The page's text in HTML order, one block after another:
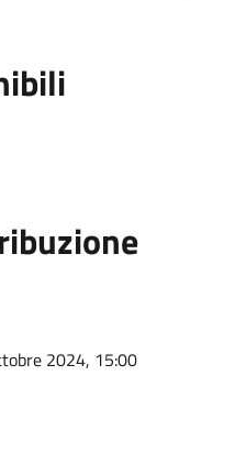
2024, 15:00